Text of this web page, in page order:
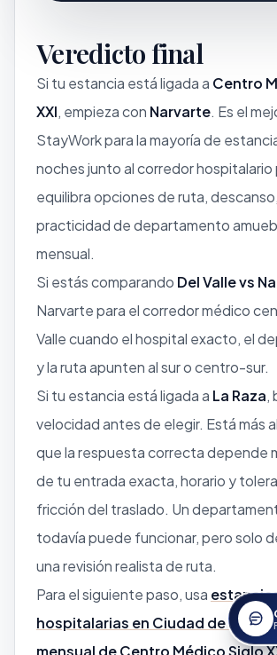
Veredicto final
Si tu estancia está ligada a Centro
XXI, empieza con Narvarte. Es el
StayWork para la mayoría de
noches junto al corredor hospitalario
equilibra opciones de ruta,
practicidad de departamento
mensual.
Si estás comparando Del Valle vs
Narvarte para el corredor médico
Valle cuando el hospital exacto, el
y la ruta apunten al sur o centro-sur.
Si tu estancia está ligada a La Raza,
velocidad antes de elegir. Está más
que la respuesta correcta depende
de tu entrada exacta, horario y
fricción del traslado. Un
todavía puede funcionar, pero solo
una revisión realista de ruta.
Para el siguiente paso, usa
hospitalarias en Ciudad de
mensual de Centro Médico Siglo
Abrir